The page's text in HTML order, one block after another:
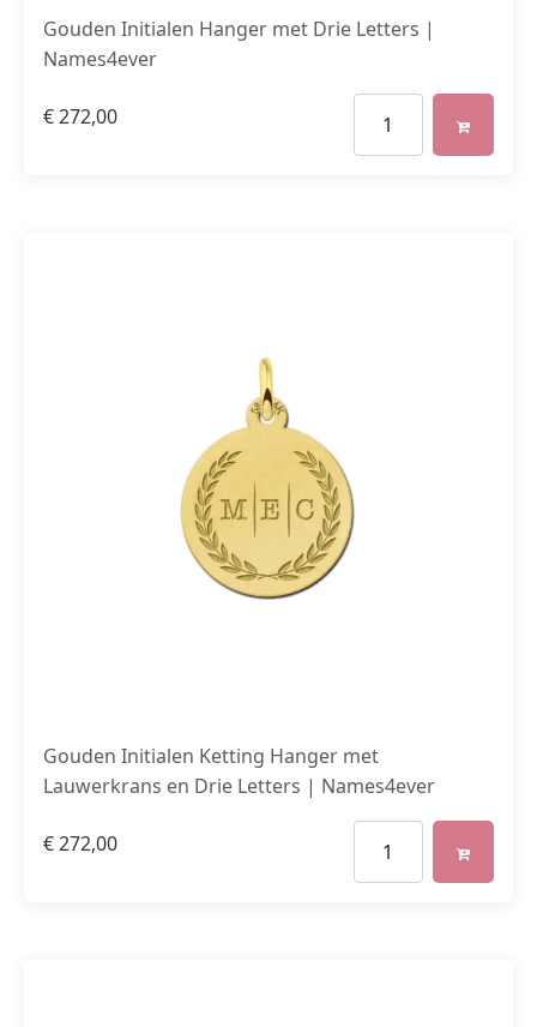
Gouden Initialen Hanger met Drie Letters |
Names4ever
€272,00
Gouden Initialen Ketting Hanger met
Lauwerkrans en Drie Letters | Names4ever
€272,00